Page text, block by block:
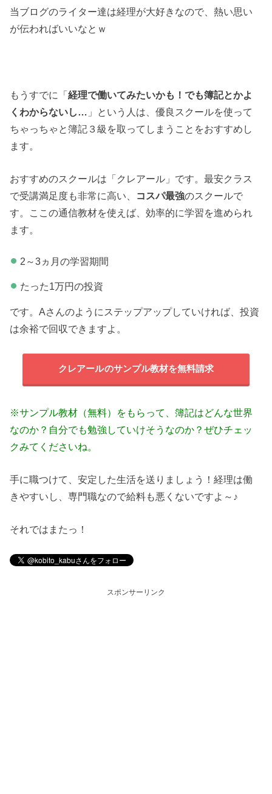
当ブログのライター達は経理が大好きなので、熱い思い
が伝わればいいなとｗ
もうすでに「経理で働いてみたいかも！でも簿記とかよ
くわからないし… 」という人は、優良スクールを使って
ちゃっちゃと簿記３級を取ってしまうことをおすすめし
ます。
おすすめのスクールは「クレアール」です。最安クラス
で受講満足度も非常に高い、 コスパ最強のスクールで
す。ここの通信教材を使えば、効率的に学習を進められ
ます。
2～3ヵ月の学習期間
たった1万円の投資
です。Aさんのようにステップアップしていければ、投資
は余裕で回収できますよ。
クレアールのサンプル教材を無料請求
※サンプル教材（無料）をもらって、簿記はどんな世界
なのか？自分でも勉強していけそうなのか？ぜひチェッ
クみてくださいね。
手に職つけて、安定した生活を送りましょう！経理は働
きやすいし、専門職なので給料も悪くないですよ～♪
それではまたっ！
スポンサーリンク